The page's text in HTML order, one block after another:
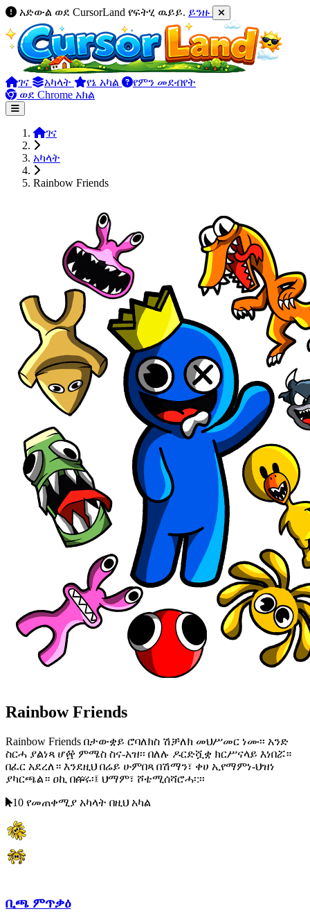
አድውል ወደ CursorLand የፍትሂ ዉይይ. ይንዙ
ገና አካላት የኔ አካል
የምን መደብየት
ወደ Chrome አክል
ገና
አካላት
Rainbow Friends
Rainbow Friends
Rainbow Friends በታውቋይ ሮባለክስ ሽቻለክ መህሥመር ነሙ፡፡ አንድ
ስርሓ ያልነጻ ሆ፼ ምሜስ ስና-አዝ፡፡ በለሉ ዶርድሿቋ ክርሥናላይ እነበሯ።
በፈር አደረለ። እንደዚህ በሬይ ሁምበጻ በሽማን፣ ቀሀ ኢየማምነ-ህዝነ
ያካርጫል። ዐኪ በᢅሱሩ፡፤ ህማም፣ ሾቴሚሰሻሮሓ፡:፡፡
10 የመጠቀሚያ አካላት በዚህ አካል
ቢጫ ምጥቃዕ